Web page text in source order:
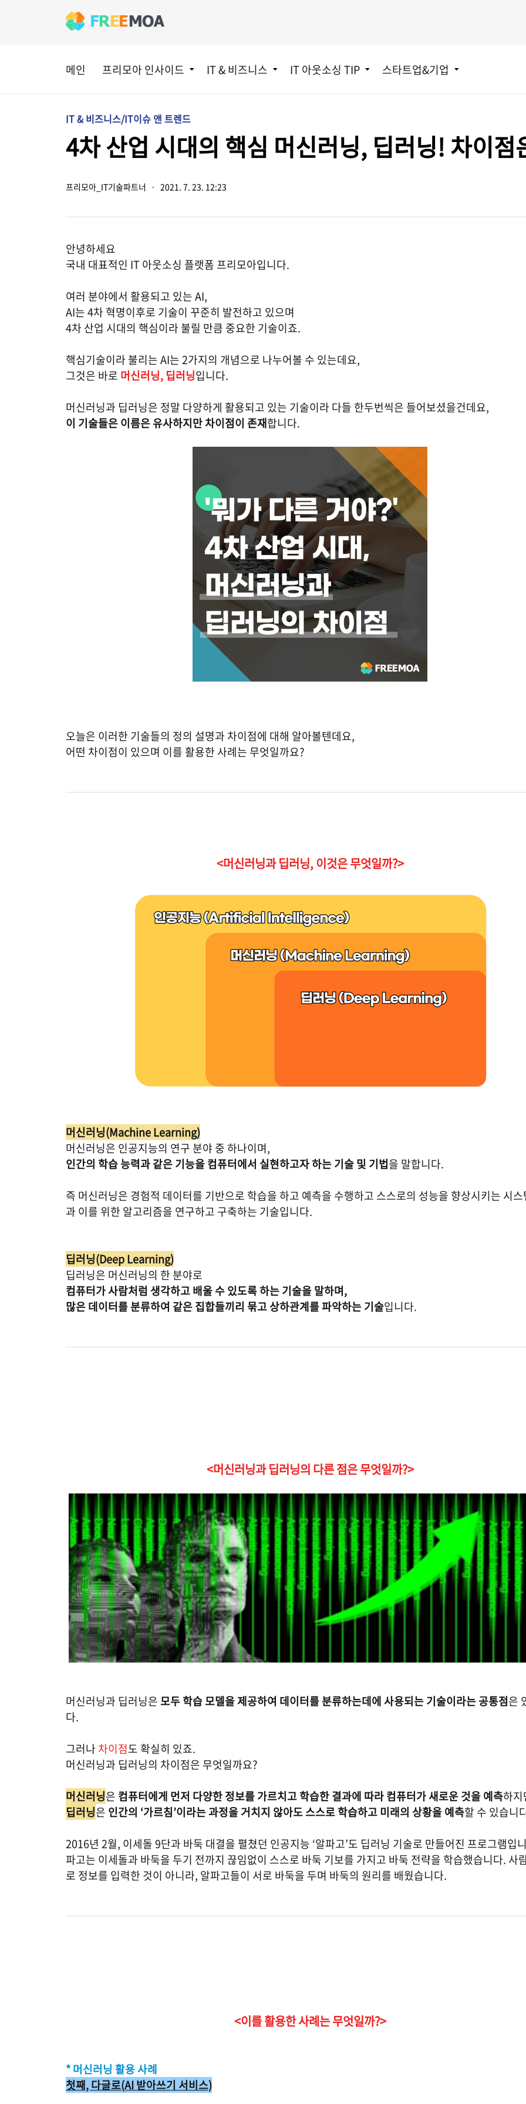
메인 프리모아 인사이드 IT & 비즈니스 IT 아웃소싱 TIP 스타트업&기업
IT & 비즈니스/IT이슈 앤 트렌드
4차 산업 시대의 핵심 머신러닝, 딥러닝! 차이점
프리모아_IT기술파트너 · 2021. 7. 23. 12:23
안녕하세요
국내 대표적인 IT 아웃소싱 플랫폼 프리모아입니다.
여러 분야에서 활용되고 있는 AI,
AI는 4차 혁명이후로 기술이 꾸준히 발전하고 있으며
4차 산업 시대의 핵심이라 불릴 만큼 중요한 기술이죠.
핵심기술이라 불리는 AI는 2가지의 개념으로 나누어볼 수 있는데요,
그것은 바로 머신러닝, 딥러닝입니다.
머신러닝과 딥러닝은 정말 다양하게 활용되고 있는 기술이라 다들 한두번씩은 들어보셨을건데요,
이 기술들은 이름은 유사하지만 차이점이 존재합니다.
오늘은 이러한 기술들의 정의 설명과 차이점에 대해 알아볼텐데요,
어떤 차이점이 있으며 이를 활용한 사례는 무엇일까요?
<머신러닝과 딥러닝, 이것은 무엇일까?>
머신러닝(Machine Learning)
머신러닝은 인공지능의 연구 분야 중 하나이며,
인간의 학습 능력과 같은 기능을 컴퓨터에서 실현하고자 하는 기술 및 기법을 말합니다.
즉 머신러닝은 경험적 데이터를 기반으로 학습을 하고 예측을 수행하고 스스로의 성능을 향상시키는 시
과 이를 위한 알고리즘을 연구하고 구축하는 기술입니다.
딥러닝(Deep Learning)
딥러닝은 머신러닝의 한 분야로
컴퓨터가 사람처럼 생각하고 배울 수 있도록 하는 기술을 말하며,
많은 데이터를 분류하여 같은 집합들끼리 묶고 상하관계를 파악하는 기술입니다.
<머신러닝과 딥러닝의 다른 점은 무엇일까?>
머신러닝과 딥러닝은 모두 학습 모델을 제공하여 데이터를 분류하는데에 사용되는 기술이라는 공통점은
다.
그러나 차이점도 확실히 있죠.
머신러닝과 딥러닝의 차이점은 무엇일까요?
머신러닝은 컴퓨터에게 먼저 다양한 정보를 가르치고 학습한 결과에 따라 컴퓨터가 새로운 것을 예측하
딥러닝은 인간의 ‘가르침’이라는 과정을 거치지 않아도 스스로 학습하고 미래의 상황을 예측할 수 있습니
2016년 2월, 이세돌 9단과 바둑 대결을 펼쳤던 인공지능 ‘알파고’도 딥러닝 기술로 만들어진 프로그램입
파고는 이세돌과 바둑을 두기 전까지 끊임없이 스스로 바둑 기보를 가지고 바둑 전략을 학습했습니다. 사
로 정보를 입력한 것이 아니라, 알파고들이 서로 바둑을 두며 바둑의 원리를 배웠습니다.
<이를 활용한 사례는 무엇일까?>
* 머신러닝 활용 사례
첫째, 다글로(AI 받아쓰기 서비스)